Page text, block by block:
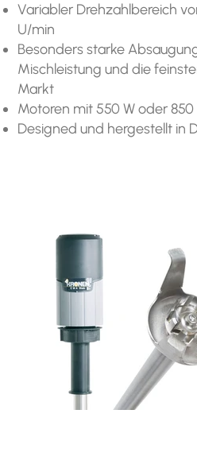
Variabler Drehzahlbereich
U/min
Besonders starke
Mischleistung und die
Markt
Motoren mit 550 W oder 850
Designed und hergestellt in